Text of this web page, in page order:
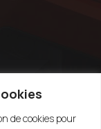
de cookies pour